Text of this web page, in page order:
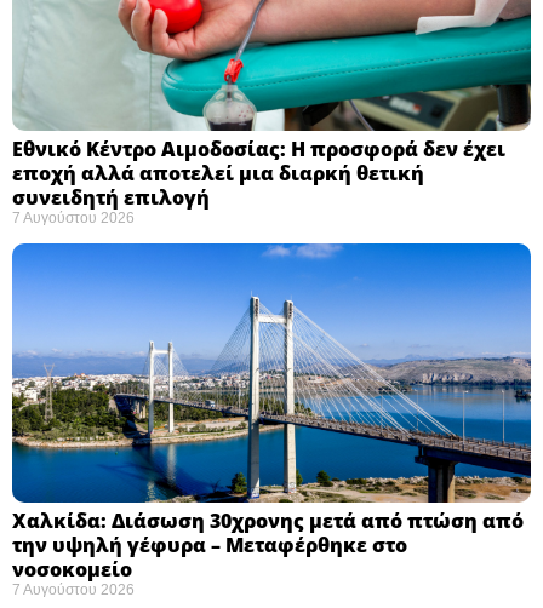
Εθνικό Κέντρο Αιμοδοσίας: H προσφορά δεν έχει
εποχή αλλά αποτελεί μια διαρκή θετική
συνειδητή επιλογή ​
7 Αυγούστου 2026
Χαλκίδα: Διάσωση 30χρονης μετά από πτώση από
την υψηλή γέφυρα – Μεταφέρθηκε στο
νοσοκομείο ​
7 Αυγούστου 2026